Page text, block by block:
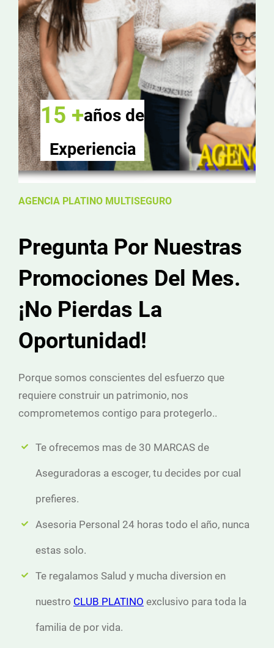
15 +años de
Experiencia
AGENCIA PLATINO MULTISEGURO
Pregunta Por Nuestras
Promociones Del Mes.
¡No Pierdas La
Oportunidad!
Porque somos conscientes del esfuerzo que
requiere construir un patrimonio, nos
comprometemos contigo para protegerlo..
Te ofrecemos mas de 30 MARCAS de
Aseguradoras a escoger, tu decides por cual
prefieres.
Asesoria Personal 24 horas todo el año, nunca
estas solo.
Te regalamos Salud y mucha diversion en
nuestro CLUB PLATINO exclusivo para toda la
familia de por vida.